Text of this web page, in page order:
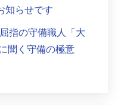
知らせです
指の守備職人「大
聞く守備の極意